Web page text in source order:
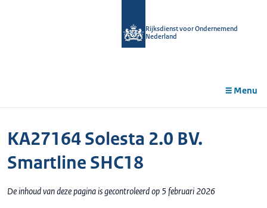
Rijksdienst voor Ondernemend
Nederland
Menu
KA27164 Solesta 2.0 BV.
Smartline SHC18
De inhoud van deze pagina is gecontroleerd op 5 februari 2026